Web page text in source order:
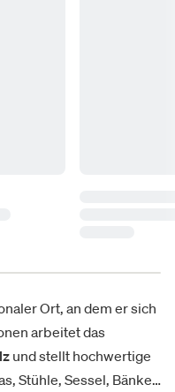
Ort, an dem er sich
arbeitet das
und stellt hochwertige
Stühle, Sessel, Bänke,